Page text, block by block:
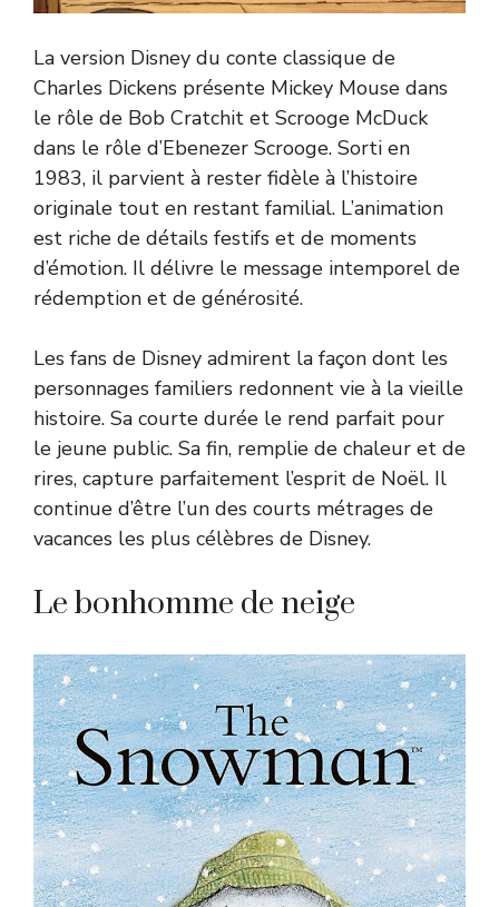
La version Disney du conte classique de
Charles Dickens présente Mickey Mouse dans
le rôle de Bob Cratchit et Scrooge McDuck
dans le rôle d’Ebenezer Scrooge. Sorti en
1983, il parvient à rester fidèle à l’histoire
originale tout en restant familial. L’animation
est riche de détails festifs et de moments
d’émotion. Il délivre le message intemporel de
rédemption et de générosité.
Les fans de Disney admirent la façon dont les
personnages familiers redonnent vie à la vieille
histoire. Sa courte durée le rend parfait pour
le jeune public. Sa fin, remplie de chaleur et de
rires, capture parfaitement l’esprit de Noël. Il
continue d’être l’un des courts métrages de
vacances les plus célèbres de Disney.
Le bonhomme de neige